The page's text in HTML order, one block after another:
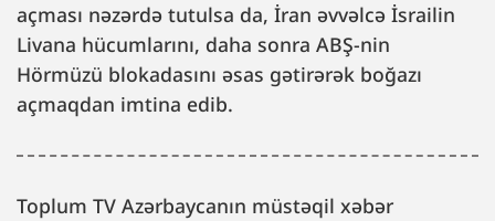
açması nəzərdə tutulsa da, İran əvvəlcə İsrailin
Livana hücumlarını, daha sonra ABŞ-nin
Hörmüzü blokadasını əsas gətirərək boğazı
açmaqdan imtina edib.
Toplum TV Azərbaycanın müstəqil xəbər